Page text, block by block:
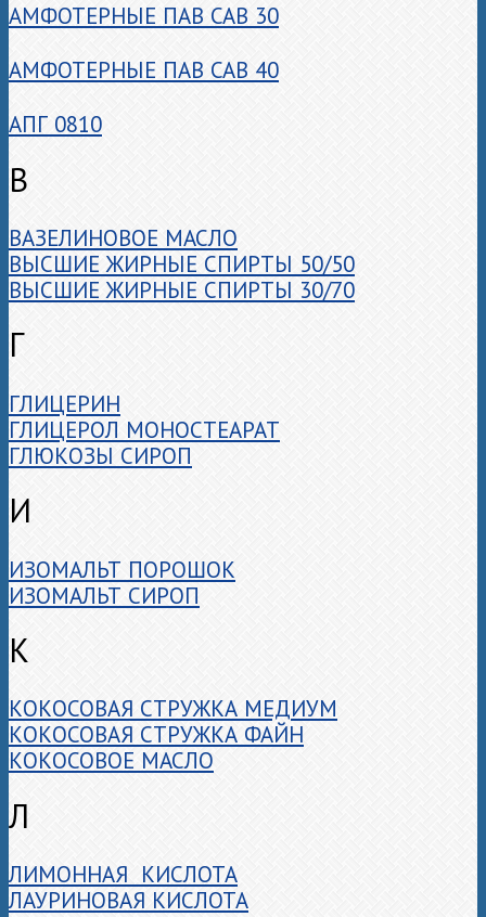
АМФОТЕРНЫЕ ПАВ CAB 30
АМФОТЕРНЫЕ ПАВ CAB 40
АПГ 0810
В
ВАЗЕЛИНОВОЕ МАСЛО
ВЫСШИЕ ЖИРНЫЕ СПИРТЫ 50/50
ВЫСШИЕ ЖИРНЫЕ СПИРТЫ 30/70
Г
ГЛИЦЕРИН
ГЛИЦЕРОЛ МОНОСТЕАРАТ
ГЛЮКОЗЫ СИРОП
И
ИЗОМАЛЬТ ПОРОШОК
ИЗОМАЛЬТ СИРОП
К
КОКОСОВАЯ СТРУЖКА МЕДИУМ
КОКОСОВАЯ СТРУЖКА ФАЙН
КОКОСОВОЕ МАСЛО
Л
ЛИМОННАЯ КИСЛОТА
ЛАУРИНОВАЯ КИСЛОТА